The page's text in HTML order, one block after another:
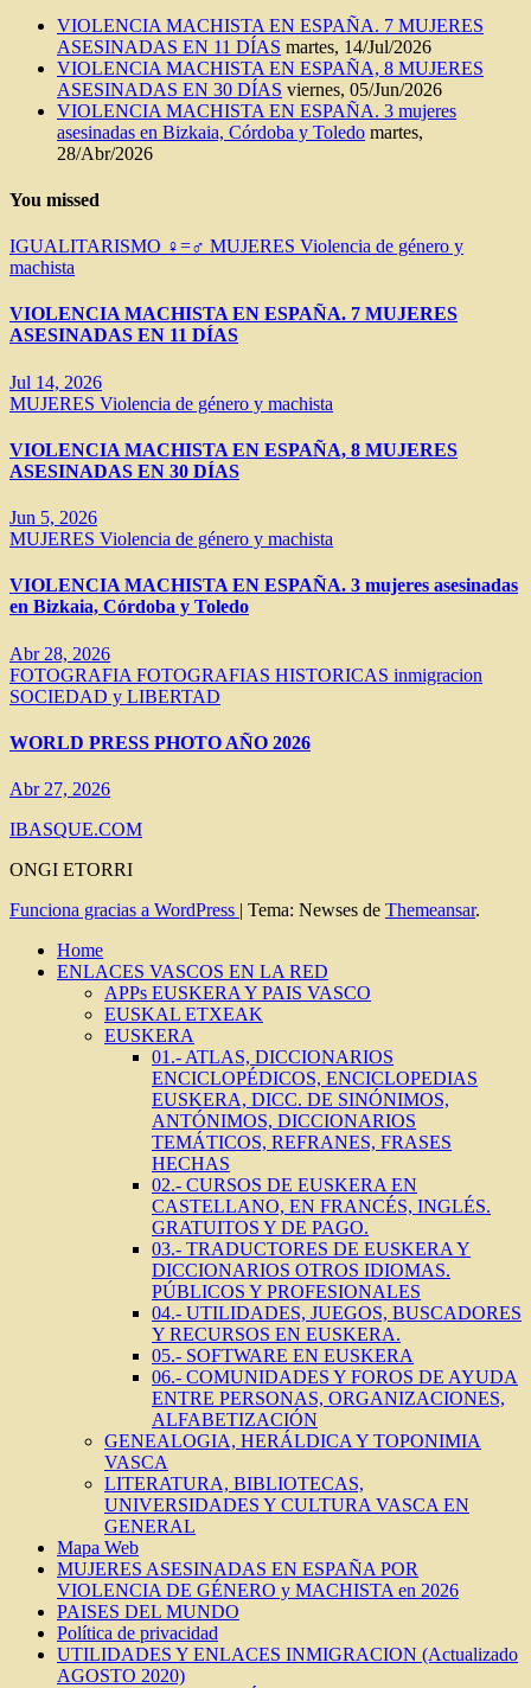
VIOLENCIA MACHISTA EN ESPAÑA. 7 MUJERES
ASESINADAS EN 11 DÍAS martes, 14/Jul/2026
VIOLENCIA MACHISTA EN ESPAÑA, 8 MUJERES
ASESINADAS EN 30 DÍAS viernes, 05/Jun/2026
VIOLENCIA MACHISTA EN ESPAÑA. 3 mujeres
asesinadas en Bizkaia, Córdoba y Toledo martes,
28/Abr/2026
You missed
IGUALITARISMO ♀=♂ MUJERES Violencia de género y
machista
VIOLENCIA MACHISTA EN ESPAÑA. 7 MUJERES
ASESINADAS EN 11 DÍAS
Jul 14, 2026
MUJERES Violencia de género y machista
VIOLENCIA MACHISTA EN ESPAÑA, 8 MUJERES
ASESINADAS EN 30 DÍAS
Jun 5, 2026
MUJERES Violencia de género y machista
VIOLENCIA MACHISTA EN ESPAÑA. 3 mujeres asesinadas
en Bizkaia, Córdoba y Toledo
Abr 28, 2026
FOTOGRAFIA FOTOGRAFIAS HISTORICAS inmigracion
SOCIEDAD y LIBERTAD
WORLD PRESS PHOTO AÑO 2026
Abr 27, 2026
IBASQUE.COM
ONGI ETORRI
Funciona gracias a WordPress | Tema: Newses de Themeansar.
Home
ENLACES VASCOS EN LA RED
APPs EUSKERA Y PAIS VASCO
EUSKAL ETXEAK
EUSKERA
01.- ATLAS, DICCIONARIOS
ENCICLOPÉDICOS, ENCICLOPEDIAS
EUSKERA, DICC. DE SINÓNIMOS,
ANTÓNIMOS, DICCIONARIOS
TEMÁTICOS, REFRANES, FRASES
HECHAS
02.- CURSOS DE EUSKERA EN
CASTELLANO, EN FRANCÉS, INGLÉS.
GRATUITOS Y DE PAGO.
03.- TRADUCTORES DE EUSKERA Y
DICCIONARIOS OTROS IDIOMAS.
PÚBLICOS Y PROFESIONALES
04.- UTILIDADES, JUEGOS, BUSCADORES
Y RECURSOS EN EUSKERA.
05.- SOFTWARE EN EUSKERA
06.- COMUNIDADES Y FOROS DE AYUDA
ENTRE PERSONAS, ORGANIZACIONES,
ALFABETIZACIÓN
GENEALOGIA, HERÁLDICA Y TOPONIMIA
VASCA
LITERATURA, BIBLIOTECAS,
UNIVERSIDADES Y CULTURA VASCA EN
GENERAL
Mapa Web
MUJERES ASESINADAS EN ESPAÑA POR
VIOLENCIA DE GÉNERO y MACHISTA en 2026
PAISES DEL MUNDO
Política de privacidad
UTILIDADES Y ENLACES INMIGRACION (Actualizado
AGOSTO 2020)